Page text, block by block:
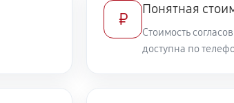
₽
Понятная
Стоимость
доступна по